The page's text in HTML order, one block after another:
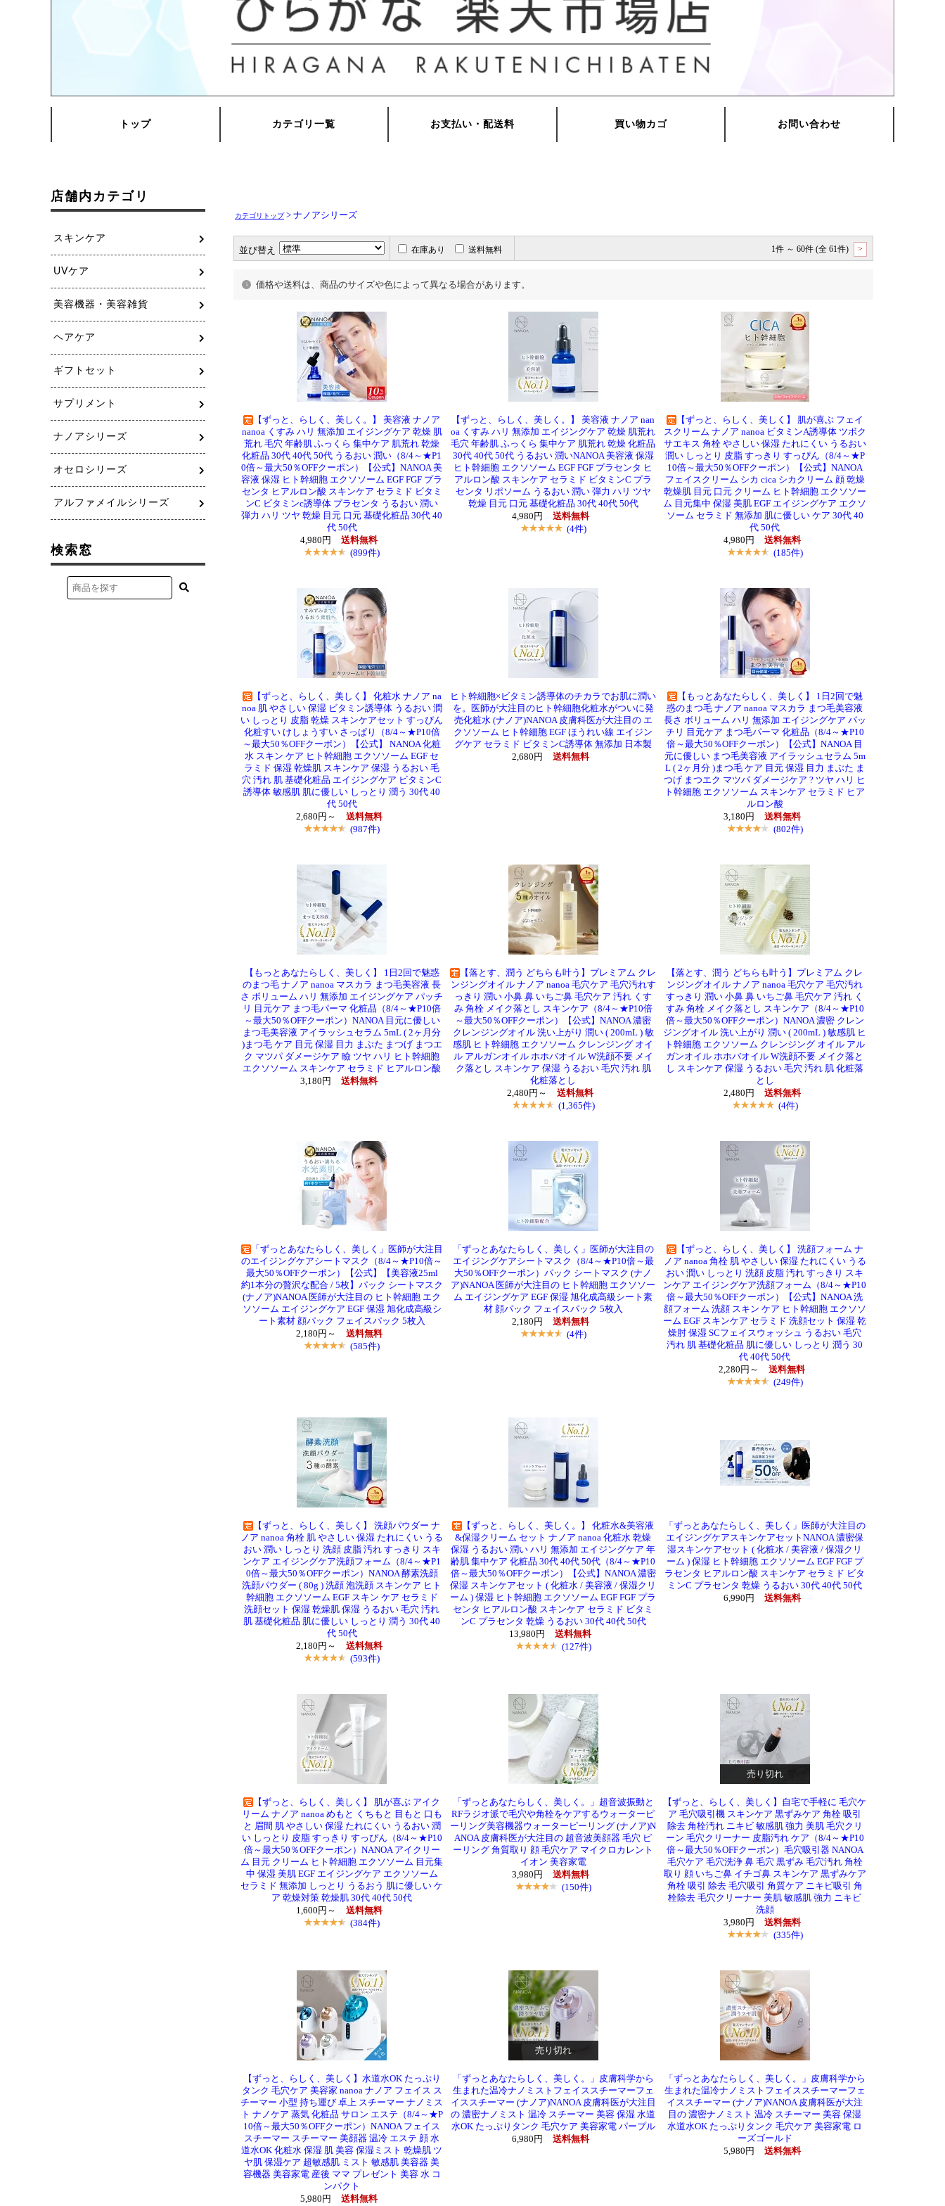
カテゴリトップ> ナノアシリーズ
並び替え 在庫あり 送料無料 1件 ～ 60件 (全 61件) >
価格や送料は、商品のサイズや色によって異なる場合があります。
【ずっと、らしく、美しく。】 美容液 ナノア
nanoa くすみ ハリ 無添加 エイジングケア 乾燥 肌
荒れ 毛穴 年齢肌 ふっくら 集中ケア 肌荒れ 乾燥
化粧品 30代 40代 50代 うるおい 潤い（8/4～★P1
0倍～最大50％OFFクーポン）【公式】NANOA 美
容液 保湿 ヒト幹細胞 エクソソーム EGF FGF プラ
センタ ヒアルロン酸 スキンケア セラミド ビタミ
ンC ビタミンc誘導体 プラセンタ うるおい 潤い
弾力 ハリ ツヤ 乾燥 目元 口元 基礎化粧品 30代 40
代 50代
4,980円
送料無料
(899件)
【ずっと、らしく、美しく。】 美容液 ナノア nan
oa くすみ ハリ 無添加 エイジングケア 乾燥 肌荒れ
毛穴 年齢肌 ふっくら 集中ケア 肌荒れ 乾燥 化粧品
30代 40代 50代 うるおい 潤いNANOA 美容液 保湿
ヒト幹細胞 エクソソーム EGF FGF プラセンタ ヒ
アルロン酸 スキンケア セラミド ビタミンC プラ
センタ リポソーム うるおい 潤い 弾力 ハリ ツヤ
乾燥 目元 口元 基礎化粧品 30代 40代 50代
4,980円
送料無料
(4件)
【ずっと、らしく、美しく】 肌が喜ぶ フェイ
スクリーム ナノア nanoa ビタミンA誘導体 ツボク
サエキス 角栓 やさしい 保湿 たれにくい うるおい
潤い しっとり 皮脂 すっきり すっぴん（8/4～★P
10倍～最大50％OFFクーポン）【公式】NANOA
フェイスクリーム シカ cica シカクリーム 顔 乾燥
乾燥肌 目元 口元 クリーム ヒト幹細胞 エクソソー
ム 目元集中 保湿 美肌 EGF エイジングケア エクソ
ソーム セラミド 無添加 肌に優しい ケア 30代 40
代 50代
4,980円
送料無料
(185件)
【ずっと、らしく、美しく】 化粧水 ナノア na
noa 肌 やさしい 保湿 ビタミン誘導体 うるおい 潤
い しっとり 皮脂 乾燥 スキンケアセット すっぴん
化粧すい けしょうすい さっぱり（8/4～★P10倍
～最大50％OFFクーポン）【公式】 NANOA 化粧
水 スキン ケア ヒト幹細胞 エクソソーム EGF セ
ラミド 保湿 乾燥肌 スキンケア 保湿 うるおい 毛
穴 汚れ 肌 基礎化粧品 エイジングケア ビタミンC
誘導体 敏感肌 肌に優しい しっとり 潤う 30代 40
代 50代
2,680円～
送料無料
(987件)
ヒト幹細胞×ビタミン誘導体のチカラでお肌に潤い
を。医師が大注目のヒト幹細胞化粧水がついに発
売化粧水 (ナノア)NANOA 皮膚科医が大注目の エ
クソソーム ヒト幹細胞 EGF ほうれい線 エイジン
グケア セラミド ビタミンC誘導体 無添加 日本製
2,680円
送料無料
【もっとあなたらしく、美しく】 1日2回で魅
惑のまつ毛 ナノア nanoa マスカラ まつ毛美容液
長さ ボリューム ハリ 無添加 エイジングケア パッ
チリ 目元ケア まつ毛パーマ 化粧品（8/4～★P10
倍～最大50％OFFクーポン）【公式】NANOA 目
元に優しい まつ毛美容液 アイラッシュセラム 5m
L ( 2ヶ月分 )まつ毛 ケア 目元 保湿 目力 まぶた ま
つげ まつエク マツパ ダメージケア ? ツヤ ハリ ヒ
ト幹細胞 エクソソーム スキンケア セラミド ヒア
ルロン酸
3,180円
送料無料
(802件)
【もっとあなたらしく、美しく】 1日2回で魅惑
のまつ毛 ナノア nanoa マスカラ まつ毛美容液 長
さ ボリューム ハリ 無添加 エイジングケア パッチ
リ 目元ケア まつ毛パーマ 化粧品（8/4～★P10倍
～最大50％OFFクーポン）NANOA 目元に優しい
まつ毛美容液 アイラッシュセラム 5mL ( 2ヶ月分
)まつ毛 ケア 目元 保湿 目力 まぶた まつげ まつエ
ク マツパ ダメージケア 瞼 ツヤ ハリ ヒト幹細胞
エクソソーム スキンケア セラミド ヒアルロン酸
3,180円
送料無料
【落とす、潤う どちらも叶う】プレミアム クレ
ンジングオイル ナノア nanoa 毛穴ケア 毛穴汚れす
っきり 潤い 小鼻 鼻 いちご鼻 毛穴ケア 汚れ くす
み 角栓 メイク落とし スキンケア（8/4～★P10倍
～最大50％OFFクーポン）【公式】NANOA 濃密
クレンジングオイル 洗い上がり 潤い ( 200mL ) 敏
感肌 ヒト幹細胞 エクソソーム クレンジング オイ
ル アルガンオイル ホホバオイル W洗顔不要 メイ
ク落とし スキンケア 保湿 うるおい 毛穴 汚れ 肌
化粧落とし
2,480円～
送料無料
(1,365件)
【落とす、潤う どちらも叶う】プレミアム クレ
ンジングオイル ナノア nanoa 毛穴ケア 毛穴汚れ
すっきり 潤い 小鼻 鼻 いちご鼻 毛穴ケア 汚れ く
すみ 角栓 メイク落とし スキンケア（8/4～★P10
倍～最大50％OFFクーポン）NANOA 濃密 クレン
ジングオイル 洗い上がり 潤い ( 200mL ) 敏感肌 ヒ
ト幹細胞 エクソソーム クレンジング オイル アル
ガンオイル ホホバオイル W洗顔不要 メイク落と
し スキンケア 保湿 うるおい 毛穴 汚れ 肌 化粧落
とし
2,480円
送料無料
(4件)
「ずっとあなたらしく、美しく」医師が大注目
のエイジングケアシートマスク（8/4～★P10倍～
最大50％OFFクーポン）【公式】【美容液25ml
約1本分の贅沢な配合 / 5枚】パック シートマスク
(ナノア)NANOA 医師が大注目の ヒト幹細胞 エク
ソソーム エイジングケア EGF 保湿 旭化成高級シ
ート素材 顔パック フェイスパック 5枚入
2,180円～
送料無料
(585件)
「ずっとあなたらしく、美しく」医師が大注目の
エイジングケアシートマスク（8/4～★P10倍～最
大50％OFFクーポン）パック シートマスク (ナノ
ア)NANOA 医師が大注目の ヒト幹細胞 エクソソー
ム エイジングケア EGF 保湿 旭化成高級シート素
材 顔パック フェイスパック 5枚入
2,180円
送料無料
(4件)
【ずっと、らしく、美しく】 洗顔フォーム ナ
ノア nanoa 角栓 肌 やさしい 保湿 たれにくい うる
おい 潤い しっとり 洗顔 皮脂 汚れ すっきり スキ
ンケア エイジングケア洗顔フォーム（8/4～★P10
倍～最大50％OFFクーポン）【公式】NANOA 洗
顔フォーム 洗顔 スキン ケア ヒト幹細胞 エクソソ
ーム EGF スキンケア セラミド 洗顔セット 保湿 乾
燥肘 保湿 SCフェイスウォッシュ うるおい 毛穴
汚れ 肌 基礎化粧品 肌に優しい しっとり 潤う 30
代 40代 50代
2,280円～
送料無料
(249件)
【ずっと、らしく、美しく】 洗顔パウダー ナ
ノア nanoa 角栓 肌 やさしい 保湿 たれにくい うる
おい 潤い しっとり 洗顔 皮脂 汚れ すっきり スキ
ンケア エイジングケア洗顔フォーム（8/4～★P1
0倍～最大50％OFFクーポン）NANOA 酵素洗顔
洗顔パウダー ( 80g ) 洗顔 泡洗顔 スキンケア ヒト
幹細胞 エクソソーム EGF スキン ケア セラミド
洗顔セット 保湿 乾燥肌 保湿 うるおい 毛穴 汚れ
肌 基礎化粧品 肌に優しい しっとり 潤う 30代 40
代 50代
2,180円～
送料無料
(593件)
【ずっと、らしく、美しく。】 化粧水&美容液
&保湿クリーム セット ナノア nanoa 化粧水 乾燥
保湿 うるおい 潤い ハリ 無添加 エイジングケア 年
齢肌 集中ケア 化粧品 30代 40代 50代（8/4～★P10
倍～最大50％OFFクーポン）【公式】NANOA 濃密
保湿 スキンケアセット ( 化粧水 / 美容液 / 保湿クリ
ーム ) 保湿 ヒト幹細胞 エクソソーム EGF FGF プラ
センタ ヒアルロン酸 スキンケア セラミド ビタミ
ンC プラセンタ 乾燥 うるおい 30代 40代 50代
13,980円
送料無料
(127件)
「ずっとあなたらしく、美しく」医師が大注目の
エイジングケアスキンケアセットNANOA 濃密保
湿スキンケアセット ( 化粧水 / 美容液 / 保湿クリ
ーム ) 保湿 ヒト幹細胞 エクソソーム EGF FGF プ
ラセンタ ヒアルロン酸 スキンケア セラミド ビタ
ミンC プラセンタ 乾燥 うるおい 30代 40代 50代
6,990円
送料無料
売り切れ
【ずっと、らしく、美しく】 肌が喜ぶ アイク
リーム ナノア nanoa めもと くちもと 目もと 口も
と 眉間 肌 やさしい 保湿 たれにくい うるおい 潤
い しっとり 皮脂 すっきり すっぴん（8/4～★P10
倍～最大50％OFFクーポン）NANOA アイクリー
ム 目元 クリーム ヒト幹細胞 エクソソーム 目元集
中 保湿 美肌 EGF エイジングケア エクソソーム
セラミド 無添加 しっとり うるおう 肌に優しい ケ
ア 乾燥対策 乾燥肌 30代 40代 50代
1,600円～
送料無料
(384件)
「ずっとあなたらしく、美しく。」超音波振動と
RFラジオ派で毛穴や角栓をケアするウォーターピ
ーリング美容機器ウォーターピーリング (ナノア)N
ANOA 皮膚科医が大注目の 超音波美顔器 毛穴 ピ
ーリング 角質取り 顔 毛穴ケア マイクロカレント
イオン 美容家電
3,980円
送料無料
(150件)
【ずっと、らしく、美しく】自宅で手軽に 毛穴ケ
ア 毛穴吸引機 スキンケア 黒ずみケア 角栓 吸引
除去 角栓汚れ ニキビ 敏感肌 強力 美肌 毛穴クリ
ーン 毛穴クリーナー 皮脂汚れ ケア（8/4～★P10
倍～最大50％OFFクーポン）毛穴吸引器 NANOA
毛穴ケア 毛穴洗浄 鼻 毛穴 黒ずみ 毛穴汚れ 角栓
取り 顔 いちご鼻 イチゴ鼻 スキンケア 黒ずみケア
角栓 吸引 除去 毛穴吸引 角質ケア ニキビ吸引 角
栓除去 毛穴クリーナー 美肌 敏感肌 強力 ニキビ
洗顔
3,980円
送料無料
(335件)
売り切れ
【ずっと、らしく、美しく】水道水OK たっぷり
タンク 毛穴ケア 美容家 nanoa ナノア フェイス ス
チーマー 小型 持ち運び 卓上 スチーマー ナノミス
ト ナノケア 蒸気 化粧品 サロン エステ（8/4～★P
10倍～最大50％OFFクーポン）NANOA フェイス
スチーマー スチーマー 美顔器 温冷 エステ 顔 水
道水OK 化粧水 保湿 肌 美容 保湿ミスト 乾燥肌 ツ
ヤ肌 保湿ケア 超敏感肌 ミスト 敏感肌 美容器 美
容機器 美容家電 産後 ママ プレゼント 美容 水 コ
ンパクト
5,980円
送料無料
「ずっとあなたらしく、美しく。」皮膚科学から
生まれた温冷ナノミストフェイススチーマーフェ
イススチーマー (ナノア)NANOA 皮膚科医が大注目
の 濃密ナノミスト 温冷 スチーマー 美容 保湿 水道
水OK たっぷりタンク 毛穴ケア 美容家電 パープル
6,980円
送料無料
「ずっとあなたらしく、美しく。」皮膚科学から
生まれた温冷ナノミストフェイススチーマーフェ
イススチーマー (ナノア)NANOA 皮膚科医が大注
目の 濃密ナノミスト 温冷 スチーマー 美容 保湿
水道水OK たっぷりタンク 毛穴ケア 美容家電 ロ
ーズゴールド
5,980円
送料無料